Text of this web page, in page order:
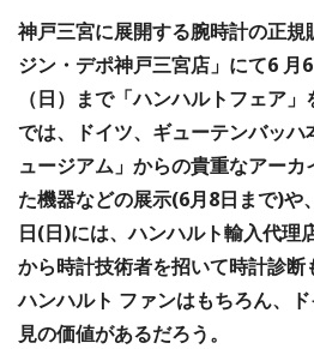
神戸三宮に展開する腕時計の正
ジン・デポ神戸三宮店」にて6 月
（日）まで「ハンハルトフェア
では、ドイツ、ギューテンバッハ
ュージアム」からの貴重なアー
た機器などの展示(6月8日まで)や
日(日)には、ハンハルト輸入代理
から時計技術者を招いて時計診断
ハンハルト ファンはもちろん、
見の価値があるだろう。